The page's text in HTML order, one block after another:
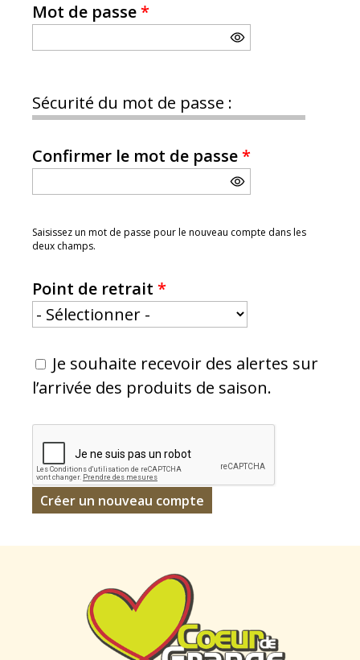
Mot de passe*
Sécurité du mot de passe :
Confirmer le mot de passe*
Saisissez un mot de passe pour le nouveau compte dans les
deux champs.
Point de retrait *
Je souhaite recevoir des alertes sur
l’arrivée des produits de saison.